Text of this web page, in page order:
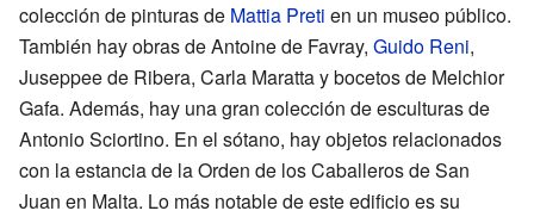
colección de pinturas de Mattia Preti en un museo público.
También hay obras de Antoine de Favray, Guido Reni,
Juseppee de Ribera, Carla Maratta y bocetos de Melchior
Gafa. Además, hay una gran colección de esculturas de
Antonio Sciortino. En el sótano, hay objetos relacionados
con la estancia de la Orden de los Caballeros de San
Juan en Malta. Lo más notable de este edificio es su